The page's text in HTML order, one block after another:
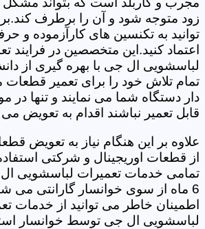
زود متوجه شود و آن را برطرف
توانید به تکنسین های کارآزموده و
اعتماد کنید.این متخصصین در فرایند
لباسشویی ال جی با بهره گیری از
تمام تلاش خود را برای تعمیر
دار دستگاه شما می نمایند و تنها در
قابل تعمیر نباشند اقدام به تعویض می
علاوه بر این هنگام نیاز به تعویض
از قطعات اوریجینال و شرکتی
تمامی خدمات تعمیرات لباسشویی
6 ماه از سوی خوانسار گارانتی می
اطمینان خاطر می توانید از خدمات
لباسشویی ال جی توسط خوانسار